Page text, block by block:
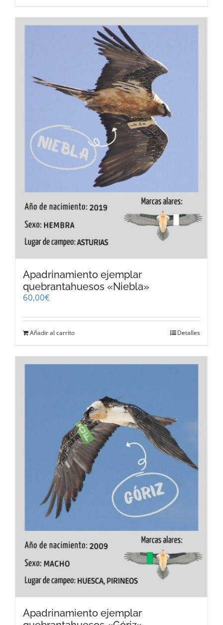
Apadrinamiento ejemplar
quebrantahuesos «Niebla»
60,00€
Añadir al carrito Detalles
Apadrinamiento ejemplar